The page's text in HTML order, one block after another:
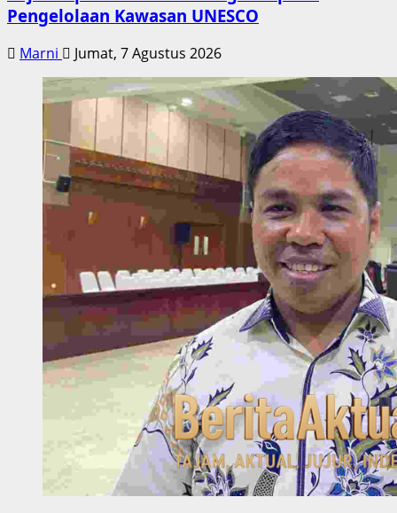
Pengelolaan Kawasan UNESCO
Marni Jumat, 7 Agustus 2026